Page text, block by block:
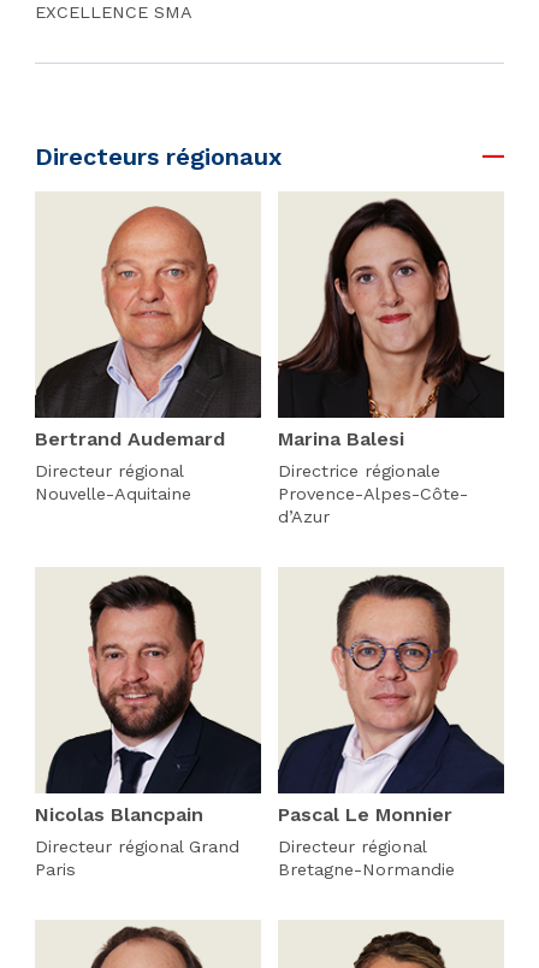
EXCELLENCE SMA
Directeurs régionaux
Bertrand Audemard
Directeur régional
Nouvelle-Aquitaine
Marina Balesi
Directrice régionale
Provence-Alpes-Côte-
d’Azur
Nicolas Blancpain
Directeur régional Grand
Paris
Pascal Le Monnier
Directeur régional
Bretagne-Normandie